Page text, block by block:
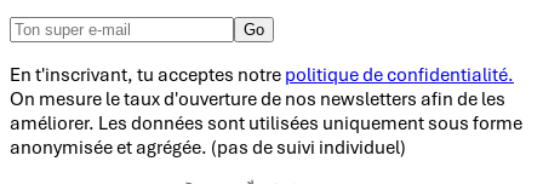
Go
En t'inscrivant, tu acceptes notre politique de confidentialité.
On mesure le taux d'ouverture de nos newsletters afin de les
améliorer. Les données sont utilisées uniquement sous forme
anonymisée et agrégée. (pas de suivi individuel)